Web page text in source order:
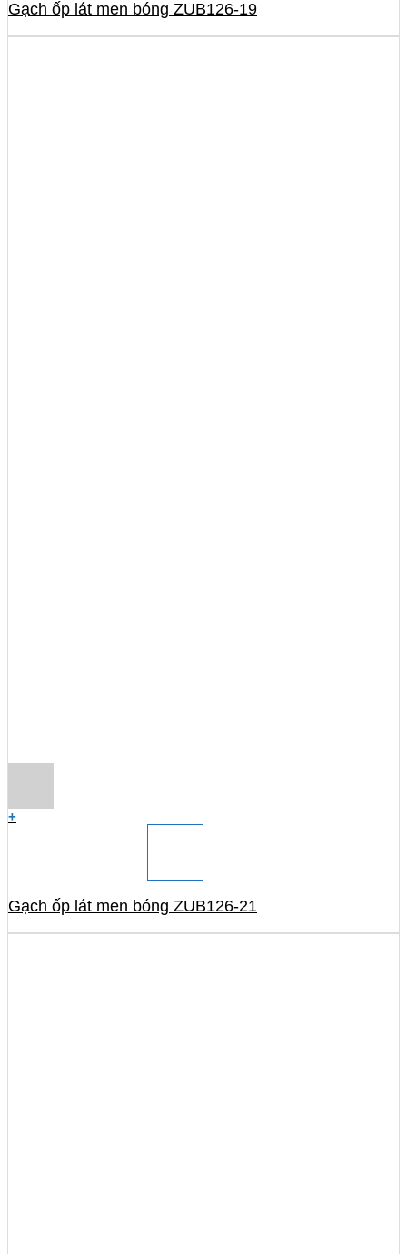
Gạch ốp lát men bóng ZUB126-19
+
Gạch ốp lát men bóng ZUB126-21